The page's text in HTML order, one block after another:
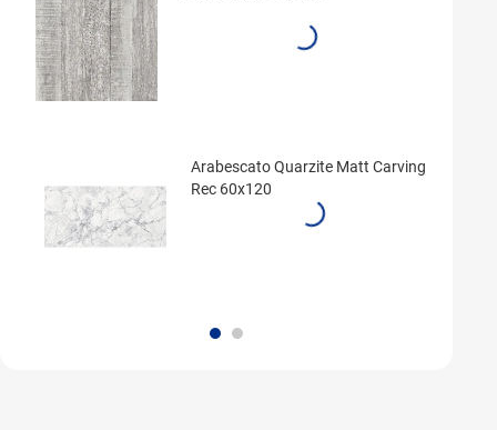
Arabescato Quarzite Matt Carving
Rec 60x120